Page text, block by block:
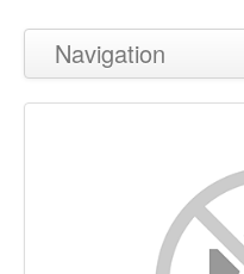
Navigation
Tilbage til toppen
Nøgleord